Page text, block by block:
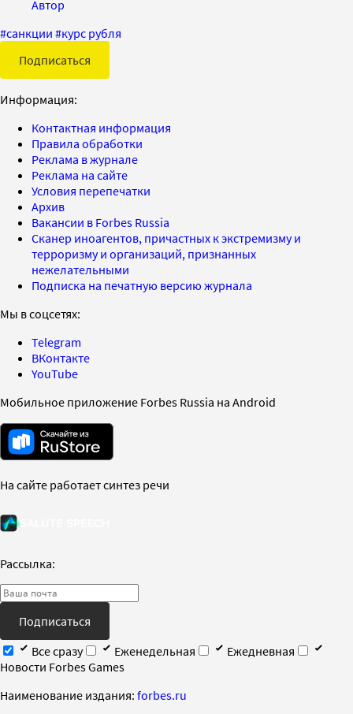
Автор
#санкции #курс рубля
Подписаться
Информация:
Контактная информация
Правила обработки
Реклама в журнале
Реклама на сайте
Условия перепечатки
Архив
Вакансии в Forbes Russia
Сканер иноагентов, причастных к экстремизму и
терроризму и организаций, признанных
нежелательными
Подписка на печатную версию журнала
Мы в соцсетях:
Telegram
ВКонтакте
YouTube
Мобильное приложение Forbes Russia на Android
На сайте работает синтез речи
Рассылка:
Подписаться
Все сразу
Еженедельная
Ежедневная
Новости Forbes Games
Наименование издания: forbes.ru